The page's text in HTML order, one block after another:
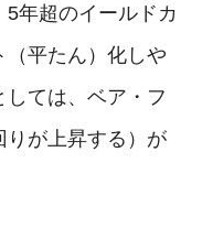
年超のイールドカ
（平たん）化しや
ては、ベア・フ
りが上昇する）が